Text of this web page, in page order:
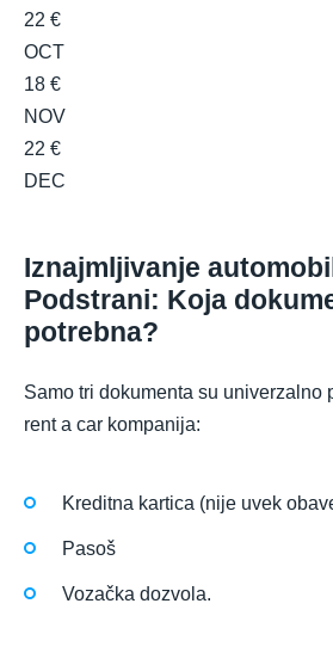
22 €
OCT
18 €
NOV
22 €
DEC
Iznajmljivanje
Podstrani: Koja
potrebna?
Samo tri dokumenta su univerzalno
rent a car kompanija:
Kreditna kartica (nije uvek
Pasoš
Vozačka dozvola.